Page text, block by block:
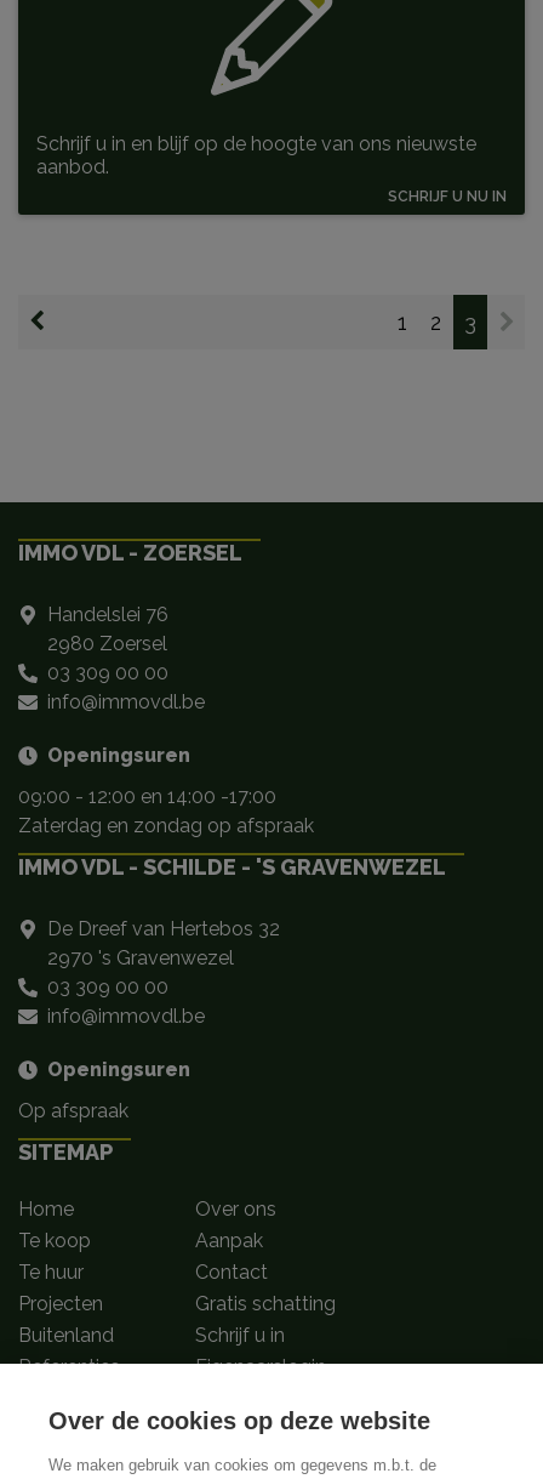
Schrijf u in en blijf op de hoogte van ons nieuwste
aanbod.
SCHRIJF U NU IN
1 2 3
IMMO VDL - ZOERSEL
Handelslei 76
2980 Zoersel
03 309 00 00
info@immovdl.be
Openingsuren
09:00 - 12:00 en 14:00 -17:00
Zaterdag en zondag op afspraak
IMMO VDL - SCHILDE - 'S GRAVENWEZEL
De Dreef van Hertebos 32
2970 's Gravenwezel
03 309 00 00
info@immovdl.be
Openingsuren
Op afspraak
SITEMAP
Home
Te koop
Te huur
Projecten
Buitenland
Referenties
Over ons
Aanpak
Contact
Gratis schatting
Schrijf u in
Eigenaarslogin
Volg ons op
Over de cookies op deze website
We maken gebruik van cookies om gegevens m.b.t. de